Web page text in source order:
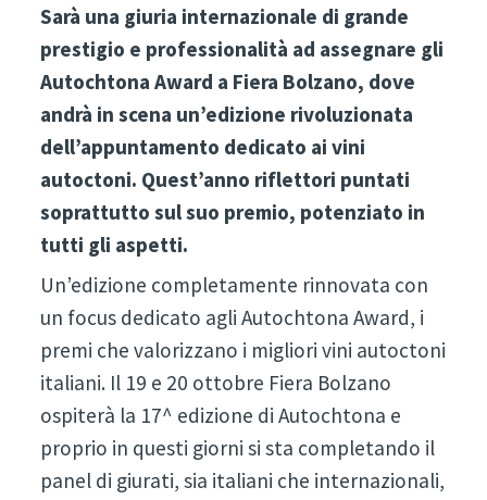
Sarà una giuria internazionale di grande
prestigio e professionalità ad assegnare gli
Autochtona Award a Fiera Bolzano, dove
andrà in scena un’edizione rivoluzionata
dell’appuntamento dedicato ai vini
autoctoni. Quest’anno riflettori puntati
soprattutto sul suo premio, potenziato in
tutti gli aspetti.
Un’edizione completamente rinnovata con
un focus dedicato agli Autochtona Award, i
premi che valorizzano i migliori vini autoctoni
italiani. Il 19 e 20 ottobre Fiera Bolzano
ospiterà la 17^ edizione di Autochtona e
proprio in questi giorni si sta completando il
panel di giurati, sia italiani che internazionali,